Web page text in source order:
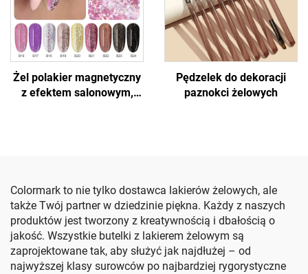
Żel polakier magnetyczny
z efektem salonowym,
Pędzelek do dekoracji
paznokci żelowych
Colormark to nie tylko dostawca lakierów żelowych, ale
także Twój partner w dziedzinie piękna. Każdy z naszych
produktów jest tworzony z kreatywnością i dbałością o
jakość. Wszystkie butelki z lakierem żelowym są
zaprojektowane tak, aby służyć jak najdłużej – od
najwyższej klasy surowców po najbardziej rygorystyczne